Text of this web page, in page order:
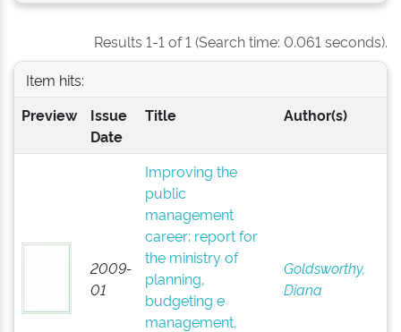
Results 1-1 of 1 (Search time: 0.061 seconds).
Item hits:
Preview
Issue
Date
Title Author(s)
2009-
01
Improving the
public
management
career: report for
the ministry of
planning,
budgeting e
management,
Goldsworthy,
Diana